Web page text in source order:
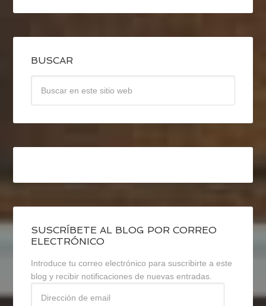
BUSCAR
SUSCRÍBETE AL BLOG POR CORREO
ELECTRÓNICO
Introduce tu correo electrónico para suscribirte a este
blog y recibir notificaciones de nuevas entradas.